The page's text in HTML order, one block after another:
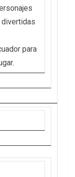
divertidas
para